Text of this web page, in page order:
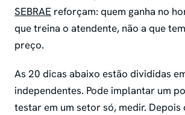
SEBRAE reforçam: quem ganha no
que treina o atendente, não a que
preço.
As 20 dicas abaixo estão divididas
independentes. Pode implantar um
testar em um setor só, medir. Depois